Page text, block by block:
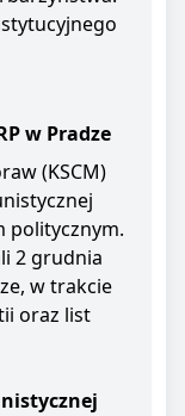
w Pradze
(KSCM)
politycznym.
2 grudnia
w trakcie
oraz list